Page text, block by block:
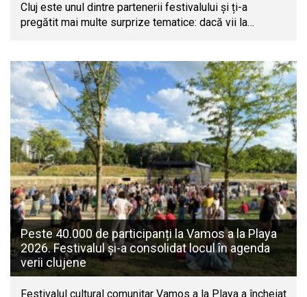
Cluj este unul dintre partenerii festivalului și ți-a
pregătit mai multe surprize tematice: dacă vii la…
Peste 40.000 de participanți la Vamos a la Playa
2026. Festivalul și-a consolidat locul în agenda
verii clujene
Festivalul cultural comunitar Vamos a la Playa a încheiat